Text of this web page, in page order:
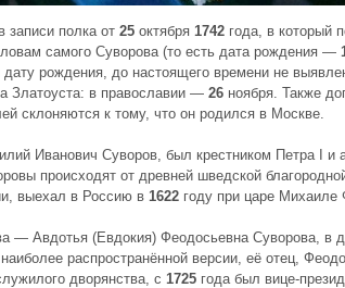
записи полка от 25 октября 1742 года, в который
самого Суворова (то есть дата рождения —
рождения, до настоящего времени не
Златоуста: в православии — 26 ноября. Также
склоняются к тому, что он родился в Москве.
Иванович Суворов, был крестником Петра I и
происходят от древней шведской
выехал в Россию в 1622 году при царе Михаиле
— Авдотья (Евдокия) Феодосьевна Суворова, в
распространённой версии, её отец,
дворянства, с 1725 года был вице-